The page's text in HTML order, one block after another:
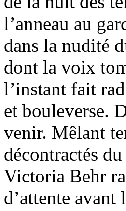
l’anneau au
dans la nudité
dont la voix
l’instant fait
et bouleverse.
venir. Mêlant
décontractés
Victoria Behr
d’attente avant